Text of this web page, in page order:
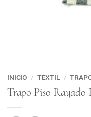
INICIO / TEXTIL /
Trapo Piso Rayado